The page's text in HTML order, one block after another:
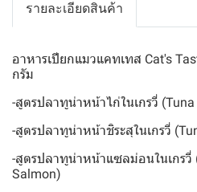
รายละเอียดสินค้า
อาหารเปียกแมวแคทเทส Cat's
กรัม
-สูตรปลาทูน่าหน้าไก่ในเกรวี่
-สูตรปลาทูน่าหน้าชิระสุในเกรวี่
-สูตรปลาทูน่าหน้าแซลม่อนในเกรวี่
Salmon)